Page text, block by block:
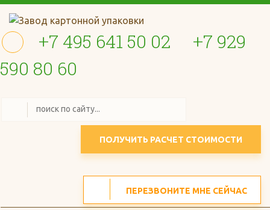
+7 495 641 50 02
+7 929
590 80 60
ПОЛУЧИТЬ РАСЧЕТ СТОИМОСТИ
ПЕРЕЗВОНИТЕ МНЕ СЕЙЧАС